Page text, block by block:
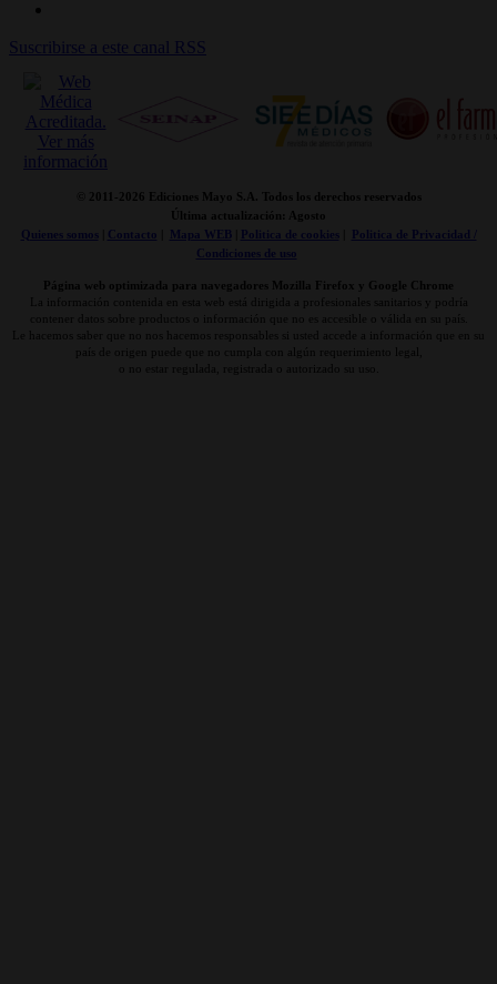
Suscribirse a este canal RSS
© 2011- 2026 Ediciones Mayo S.A. Todos los derechos reservados
Última actualización: Agosto
Quienes somos| Contacto Mapa WEB| Politica de cookies|
Politica de Privacidad /
Condiciones de uso
Página web optimizada para navegadores Mozilla Firefox y Google Chrome
La información contenida en esta web está dirigida a profesionales sanitarios y podría
contener datos sobre productos o información que no es accesible o válida en su país.
Le hacemos saber que no nos hacemos responsables si usted accede a información que en su
país de origen puede que no cumpla con algún requerimiento legal,
o no estar regulada, registrada o autorizado su uso.